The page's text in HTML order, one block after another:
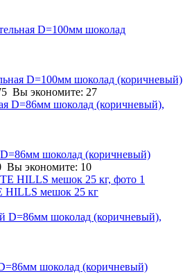
D=100мм шоколад (коричневый)
Вы экономите: 27
шоколад (коричневый)
Вы экономите: 10
HILLS мешок 25 кг
шоколад (коричневый)